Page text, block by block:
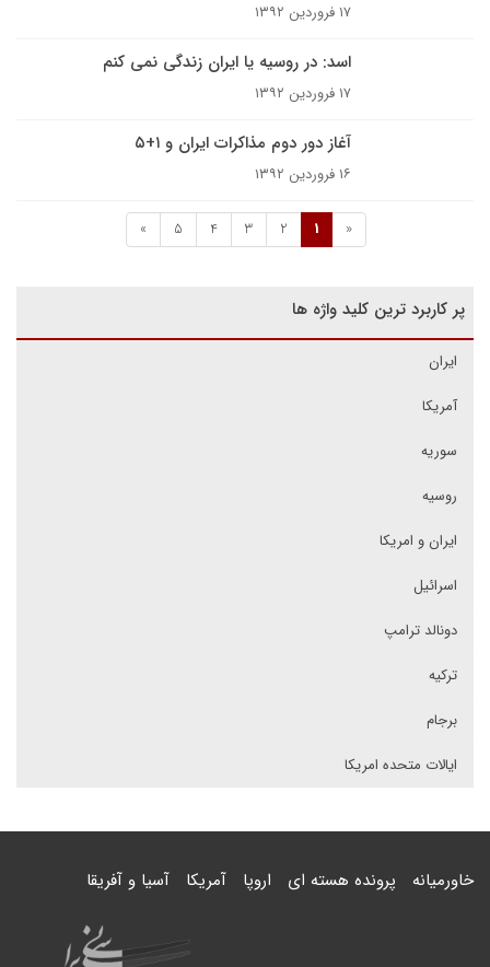
۱۷ فروردین ۱۳۹۲
اسد: در روسیه یا ایران زندگی نمی کنم
۱۷ فروردین ۱۳۹۲
آغاز دور دوم مذاکرات ایران و ۱+۵
۱۶ فروردین ۱۳۹۲
«
1
2
3
4
5
»
پر کاربرد ترین کلید واژه ها
ایران
آمریکا
سوریه
روسیه
ایران و امریکا
اسرائیل
دونالد ترامپ
ترکیه
برجام
ایالات متحده امریکا
خاورمیانه پرونده هسته ای اروپا آمریکا آسیا و آفریقا